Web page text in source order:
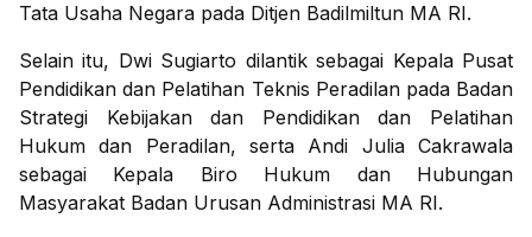
Tata Usaha Negara pada Ditjen Badilmiltun MA RI.
Selain itu, Dwi Sugiarto dilantik sebagai Kepala Pusat
Pendidikan dan Pelatihan Teknis Peradilan pada Badan
Strategi Kebijakan dan Pendidikan dan Pelatihan
Hukum dan Peradilan, serta Andi Julia Cakrawala
sebagai Kepala Biro Hukum dan Hubungan
Masyarakat Badan Urusan Administrasi MA RI.